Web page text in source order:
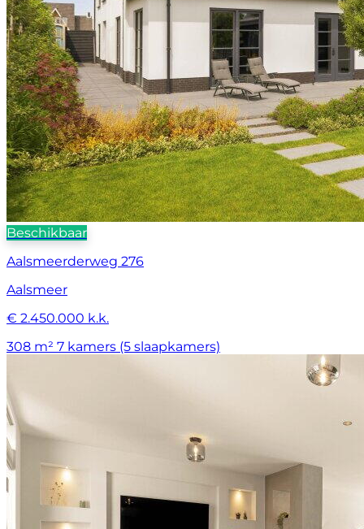
Beschikbaar
Aalsmeerderweg 276
Aalsmeer
€ 2.450.000 k.k.
308 m² 7 kamers (5 slaapkamers)